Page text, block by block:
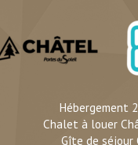
Hébergement
Chalet à louer
Gîte de séjour